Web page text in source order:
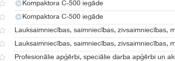
Kompaktora C-500 iegāde
Kompaktora C-500 iegāde
Lauksaimniecības, saimniecības, zivsaimniecības,
Lauksaimniecības, saimniecības, zivsaimniecības,
Profesionālie apģērbi, speciālie darba apģērbi un